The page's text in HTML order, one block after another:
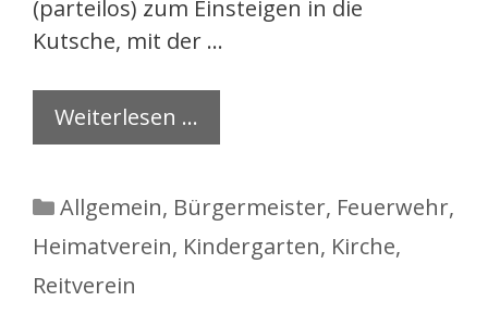
(parteilos) zum Einsteigen in die
Kutsche, mit der …
Weiterlesen …
Kategorien
Allgemein, Bürgermeister, Feuerwehr,
Heimatverein, Kindergarten, Kirche,
Reitverein